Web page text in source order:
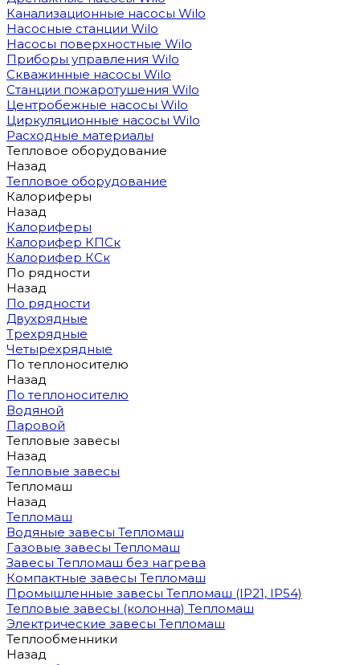
Канализационные насосы Wilo
Насосные станции Wilo
Насосы поверхностные Wilo
Приборы управления Wilo
Скважинные насосы Wilo
Станции пожаротушения Wilo
Центробежные насосы Wilo
Циркуляционные насосы Wilo
Расходные материалы
Тепловое оборудование
Назад
Тепловое оборудование
Калориферы
Назад
Калориферы
Калорифер КПСк
Калорифер КСк
По рядности
Назад
По рядности
Двухрядные
Трехрядные
Четырехрядные
По теплоносителю
Назад
По теплоносителю
Водяной
Паровой
Тепловые завесы
Назад
Тепловые завесы
Тепломаш
Назад
Тепломаш
Водяные завесы Тепломаш
Газовые завесы Тепломаш
Завесы Тепломаш без нагрева
Компактные завесы Тепломаш
Промышленные завесы Тепломаш (IP21, IP54)
Тепловые завесы (колонна) Тепломаш
Электрические завесы Тепломаш
Теплообменники
Назад